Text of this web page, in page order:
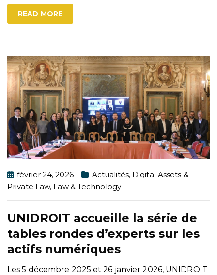
READ MORE
février 24, 2026 Actualités, Digital Assets &
Private Law, Law & Technology
UNIDROIT accueille la série de
tables rondes d’experts sur les
actifs numériques
Les 5 décembre 2025 et 26 janvier 2026, UNIDROIT